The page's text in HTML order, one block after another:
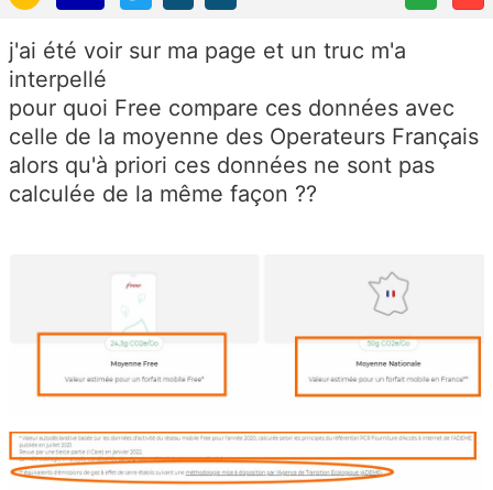
j'ai été voir sur ma page et un truc m'a
interpellé
pour quoi Free compare ces données avec
celle de la moyenne des Operateurs Français
alors qu'à priori ces données ne sont pas
calculée de la même façon ??